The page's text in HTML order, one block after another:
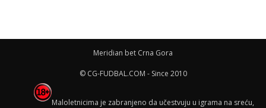
Meridian bet Crna Gora
© CG-FUDBAL.COM - Since 2010
Maloletnicima je zabranjeno da učestvuju u igrama na sreću,